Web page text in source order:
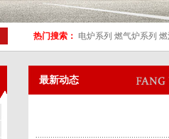
热门搜索： 电炉系列 燃气炉系列
最新动态